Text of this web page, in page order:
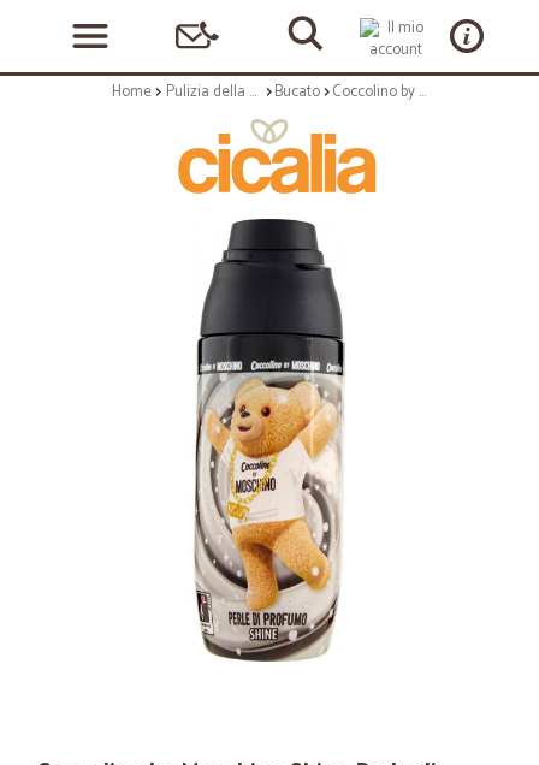
Home Pulizia della casa Bucato Coccolino by Moschino Shine Perle di Profumo 275 gr.